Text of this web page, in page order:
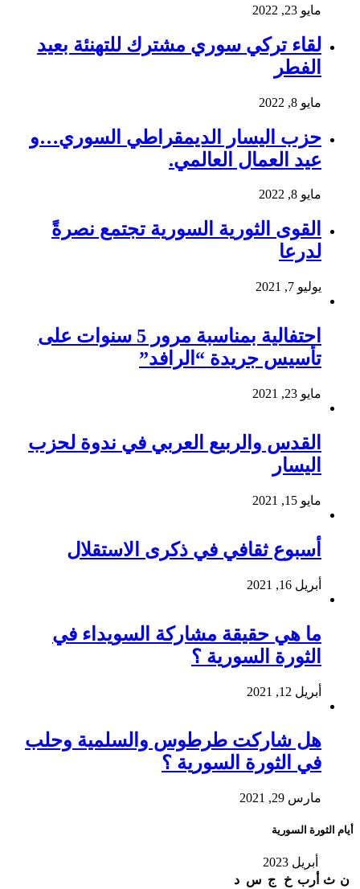
مايو 23, 2022
لقاء تركي سوري مشترك للتهنئة بعيد
الفطر
مايو 8, 2022
حزب اليسار الديمقراطي السوري…و
عيد العمال العالمي.
مايو 8, 2022
القوى الثورية السورية تجتمع نصرةً
لدرعا
يوليو 7, 2021
احتفالية بمناسبة مرور 5 سنوات على
تأسيس جريدة “الرافد”
مايو 23, 2021
القدس والربيع العربي في ندوة لحزب
اليسار
مايو 15, 2021
أسبوع ثقافي في ذكرى الاستقلال
أبريل 16, 2021
ما هي حقيقة مشاركة السويداء في
الثورة السورية ؟
أبريل 12, 2021
هل شاركت طرطوس والسلمية وحلب
في الثورة السورية ؟
مارس 29, 2021
أيام الثورة السورية
أبريل 2023
ن ث أرب خ ج س د